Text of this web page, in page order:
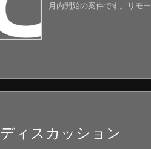
月内開始の案件です。リモ
ディスカッション